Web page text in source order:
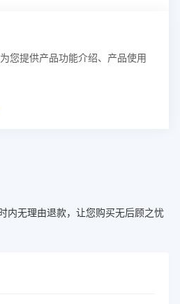
您提供产品功能介绍、产品使用
内无理由退款，让您购买无后顾之忧